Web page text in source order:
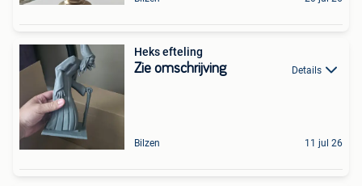
Heks efteling
Zie omschrijving Details
Bilzen 11 jul 26